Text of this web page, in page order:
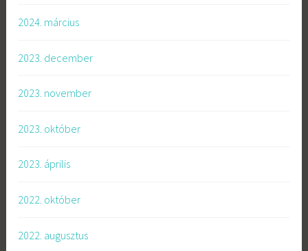
2024. március
2023. december
2023. november
2023. október
2023. április
2022. október
2022. augusztus